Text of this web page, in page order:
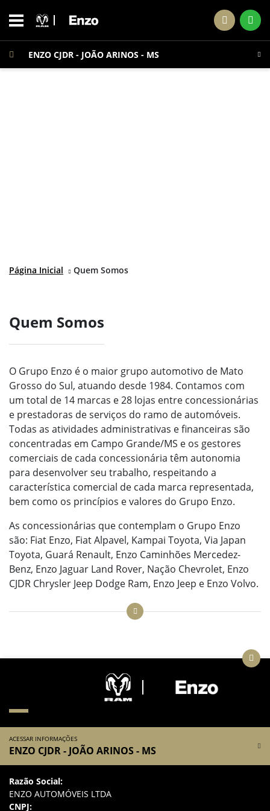
ENZO CJDR - JOÃO ARINOS - MS
Página Inicial Quem Somos
Quem Somos
O Grupo Enzo é o maior grupo automotivo de Mato
Grosso do Sul, atuando desde 1984. Contamos com
um total de 14 marcas e 28 lojas entre concessionárias
e prestadoras de serviços do ramo de automóveis.
Todas as atividades administrativas e financeiras são
concentradas em Campo Grande/MS e os gestores
comerciais de cada concessionária têm autonomia
para desenvolver seu trabalho, respeitando a
característica comercial de cada marca representada,
bem como os princípios e valores do Grupo Enzo.
As concessionárias que contemplam o Grupo Enzo
são: Fiat Enzo, Fiat Alpavel, Kampai Toyota, Via Japan
Toyota, Guará Renault, Enzo Caminhões Mercedez-
Benz, Enzo Jaguar Land Rover, Nação Chevrolet, Enzo
CJDR Chrysler Jeep Dodge Ram, Enzo Jeep e Enzo Volvo.
ACESSAR INFORMAÇÕES
ENZO CJDR - JOÃO ARINOS - MS
Razão Social:
ENZO AUTOMÓVEIS LTDA
CNPJ: